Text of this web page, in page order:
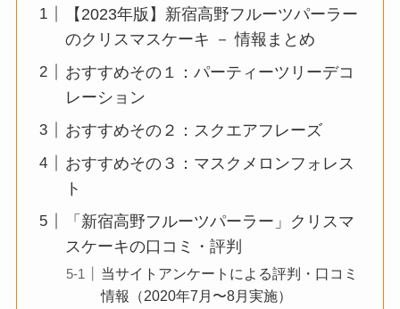
【2023年版】新宿高野フルーツパーラー
のクリスマスケーキ － 情報まとめ
おすすめその１：パーティーツリーデコ
レーション
おすすめその２：スクエアフレーズ
おすすめその３：マスクメロンフォレス
ト
「新宿高野フルーツパーラー」クリスマ
スケーキの口コミ・評判
当サイトアンケートによる評判・口コミ
情報（2020年7月〜8月実施）